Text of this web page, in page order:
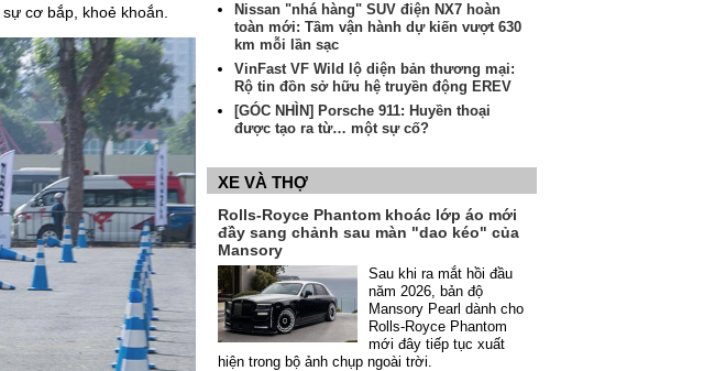
cơ bắp, khoẻ khoắn.
Nissan "nhá hàng" SUV điện NX7 hoàn
toàn mới: Tầm vận hành dự kiến vượt 630
km mỗi lần sạc
VinFast VF Wild lộ diện bản thương mại:
Rộ tin đồn sở hữu hệ truyền động EREV
[GÓC NHÌN] Porsche 911: Huyền thoại
được tạo ra từ… một sự cố?
XE VÀ THỢ
Rolls-Royce Phantom khoác lớp áo mới
đầy sang chảnh sau màn "dao kéo" của
Mansory
Sau khi ra mắt hồi đầu
năm 2026, bản độ
Mansory Pearl dành cho
Rolls-Royce Phantom
mới đây tiếp tục xuất
hiện trong bộ ảnh chụp ngoài trời.